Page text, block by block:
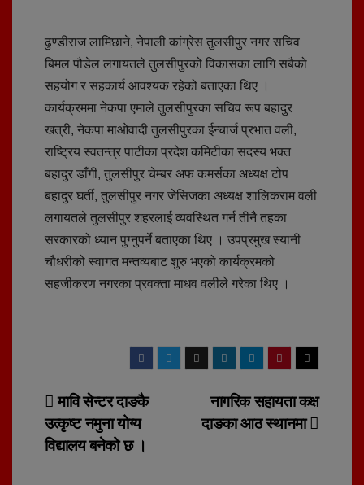
ढुण्डीराज लामिछाने, नेपाली कांग्रेस तुलसीपुर नगर सचिव
बिमल पौडेल लगायतले तुलसीपुरको विकासका लागि सबैको
सहयोग र सहकार्य आवश्यक रहेको बताएका थिए ।
कार्यक्रममा नेकपा एमाले तुलसीपुरका सचिव रूप बहादुर
खत्री, नेकपा माओवादी तुलसीपुरका ईन्चार्ज प्रभात वली,
राष्ट्रिय स्वतन्त्र पाटीका प्रदेश कमिटीका सदस्य भक्त
बहादुर डाँगी, तुलसीपुर चेम्बर अफ कमर्सका अध्यक्ष टोप
बहादुर घर्ती, तुलसीपुर नगर जेसिजका अध्यक्ष शालिकराम वली
लगायतले तुलसीपुर शहरलाई व्यवस्थित गर्न तीनै तहका
सरकारको ध्यान पुग्नुपर्ने बताएका थिए । उपप्रमुख स्यानी
चौधरीको स्वागत मन्तव्यबाट शुरु भएको कार्यक्रमको
सहजीकरण नगरका प्रवक्ता माधव वलीले गरेका थिए ।
Post
navigation
नागरिक सहायता कक्ष
दाङका आठ स्थानमा
मावि सेन्टर दाङकै
उत्कृष्ट नमुना योग्य
विद्यालय बनेको छ ।